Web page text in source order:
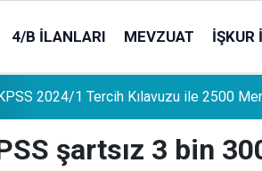
4/B İLANLARI MEVZUAT İŞKUR
Mevduat Sahipleri İçin Önemli Gelişme:
şartsız 3 bin